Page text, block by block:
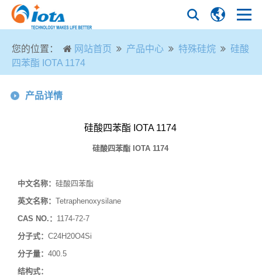
您的位置： 网站首页 产品中心 特殊硅烷
硅酸
四苯酯 IOTA 1174
产品详情
硅酸四苯酯 IOTA 1174
硅酸四苯酯 IOTA 1174
中文名称： 硅酸四苯酯
英文名称： Tetraphenoxysilane
CAS NO. ： 1174-72-7
分子式： C24H20O4Si
分子量： 400.5
结构式：